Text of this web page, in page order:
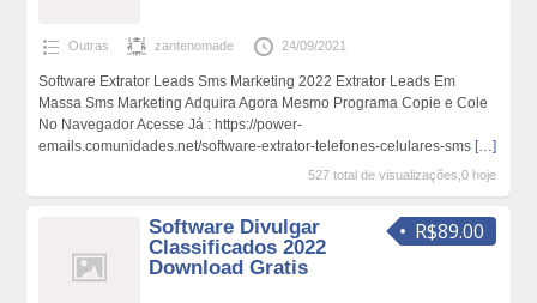
Outras zantenomade 24/09/2021
Software Extrator Leads Sms Marketing 2022 Extrator Leads Em
Massa Sms Marketing Adquira Agora Mesmo Programa Copie e Cole
No Navegador Acesse Já : https://power-
emails.comunidades.net/software-extrator-telefones-celulares-sms […]
527 total de visualizações,0 hoje
R$89.00
Software Divulgar
Classificados 2022
Download Gratis